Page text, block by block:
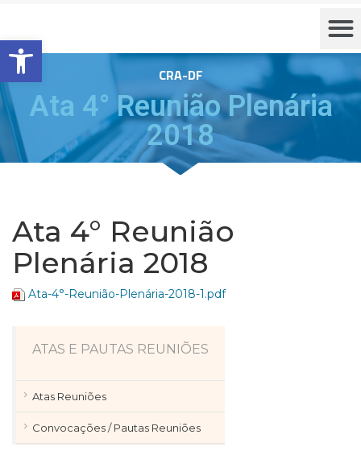
Barra de Ferramentas Aberta
CRA-DF
Ata 4° Reunião Plenária
2018
Ata 4° Reunião
Plenária 2018
Ata-4°-Reunião-Plenária-2018-1.pdf
ATAS E PAUTAS REUNIÕES
Atas Reuniões
Convocações / Pautas Reuniões